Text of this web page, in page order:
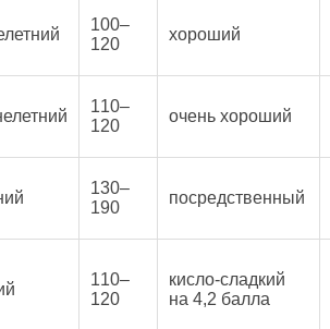
100–
120
хороший
110–
120
очень хороший
130–
190
посредственный
110–
120
кисло-сладкий
на 4,2 балла